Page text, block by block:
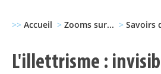
>> Accueil > Zooms sur... > Savoirs
L'illettrisme :